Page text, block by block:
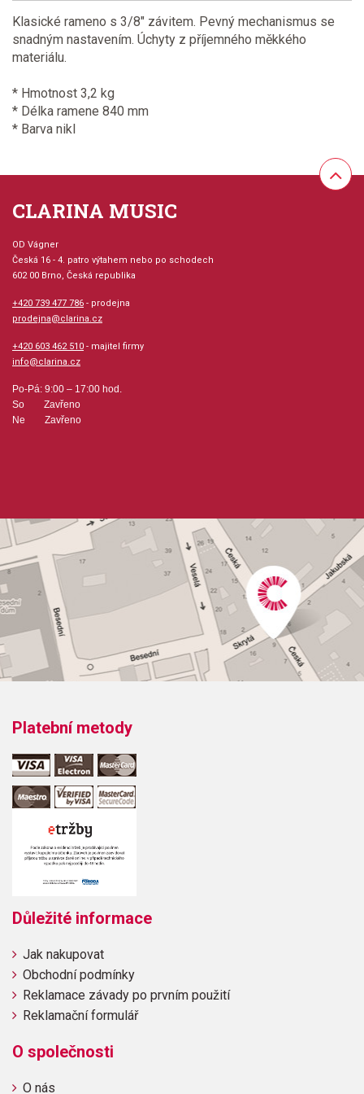
Klasické rameno s 3/8" závitem. Pevný mechanismus se
snadným nastavením. Úchyty z příjemného měkkého
materiálu.
* Hmotnost 3,2 kg
* Délka ramene 840 mm
* Barva nikl
CLARINA MUSIC
OD Vágner
Česká 16 - 4. patro výtahem nebo po schodech
602 00 Brno, Česká republika
+420 739 477 786 - prodejna
prodejna@clarina.cz
+420 603 462 510 - majitel firmy
info@clarina.cz
Po-Pá: 9:00 – 17:00 hod.
So Zavřeno
Ne Zavřeno
Platební metody
Důležité informace
Jak nakupovat
Obchodní podmínky
Reklamace závady po prvním použití
Reklamační formulář
O společnosti
O nás